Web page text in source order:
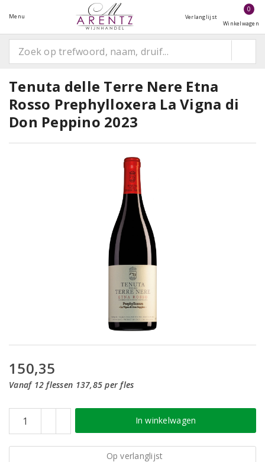
Menu Verlanglijst
0
Winkelwagen
Tenuta delle Terre Nere Etna
Rosso Prephylloxera La Vigna di
Don Peppino 2023
150,35
Vanaf 12 flessen 137,85 per fles
In winkelwagen
Op verlanglijst